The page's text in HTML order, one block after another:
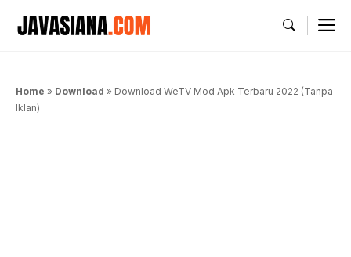
Home » Download » Download WeTV Mod Apk Terbaru 2022 (Tanpa
Iklan)